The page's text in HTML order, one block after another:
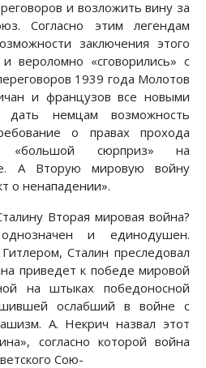
и возложить вину за
Согласно этим легендам
заключения этого
вероломно «сговорились» с
1939 года Молотов
и французов все новыми
дать немцам возможность
о правах прохода
«большой сюрприз» на
А Вторую мировую войну
о ненападении».
Вторая мировая война?
и единодушен.
Сталин преследовал
приведет к победе мировой
на штыках победоносной
ослабший в войне с
А. Некрич назвал этот
согласно которой война
Сою-